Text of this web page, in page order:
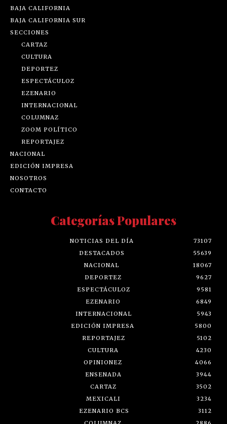
BAJA CALIFORNIA
BAJA CALIFORNIA SUR
SECCIONES
CARTAZ
CULTURA
DEPORTEZ
ESPECTÁCULOZ
EZENARIO
INTERNACIONAL
COLUMNAZ
ZOOM POLÍTICO
REPORTAJEZ
NACIONAL
EDICIÓN IMPRESA
NOSOTROS
CONTACTO
Categorías Populares
NOTICIAS DEL DÍA
73107
DESTACADOS
55639
NACIONAL
18067
DEPORTEZ
9627
ESPECTÁCULOZ
9581
EZENARIO
6849
INTERNACIONAL
5943
EDICIÓN IMPRESA
5800
REPORTAJEZ
5102
CULTURA
4230
OPINIONEZ
4066
ENSENADA
3944
CARTAZ
3502
MEXICALI
3234
EZENARIO BCS
3112